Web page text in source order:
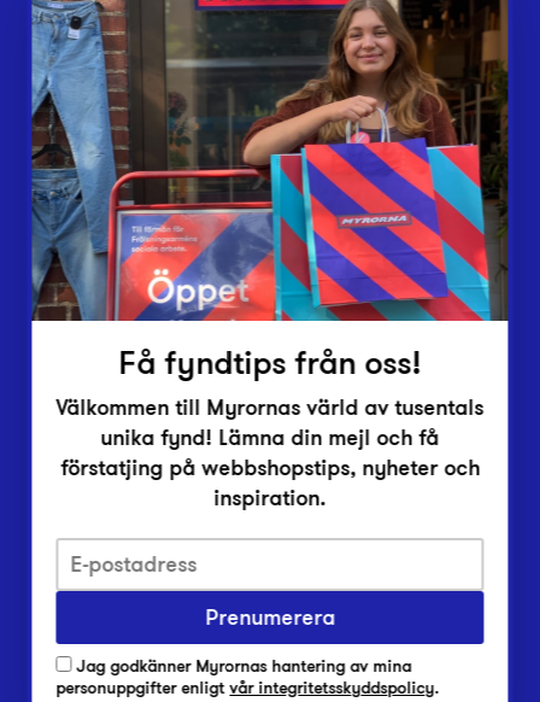
Webbshop
Butiker
Lämna in
Vårt överskott
Inlämningsplatser
Om Myrorna
Lediga jobb
Pressrum
Integritetsskyddspolicy
Har du frågor om onlineköp, leverans eller retur?
Har du frågor om vår verksamhet?
Vanliga frågor om Myrorna
Få fyndtips från oss!
Välkommen till Myrornas värld av tusentals
unika fynd! Lämna din mejl och få
förstatjing på webbshopstips, nyheter och
inspiration.
Prenumerera
Jag godkänner Myrornas hantering av mina
personuppgifter enligtvår integritetsskyddspolicy.